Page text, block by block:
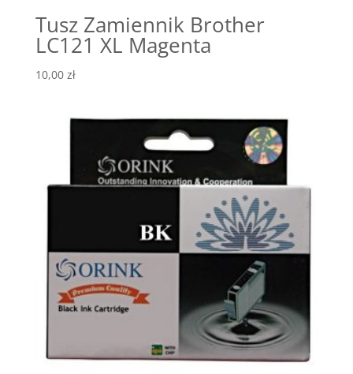
Tusz Zamiennik Brother
LC121 XL Magenta
10,00 zł